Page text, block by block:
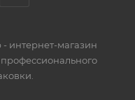
интернет-магазин